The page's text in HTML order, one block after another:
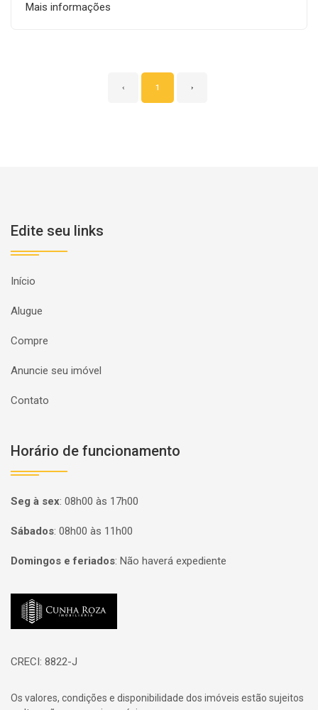
Mais informações
‹ 1 ›
Edite seu links
Início
Alugue
Compre
Anuncie seu imóvel
Contato
Horário de funcionamento
Seg à sex: 08h00 às 17h00
Sábados: 08h00 às 11h00
Domingos e feriados: Não haverá expediente
Página inicial
CRECI: 8822-J
Os valores, condições e disponibilidade dos imóveis estão sujeitos